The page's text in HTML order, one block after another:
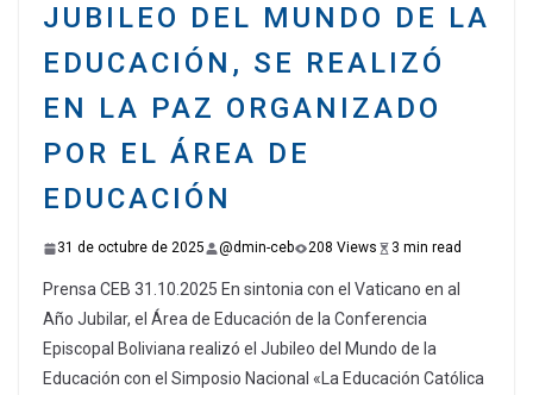
JUBILEO DEL MUNDO DE LA
EDUCACIÓN, SE REALIZÓ
EN LA PAZ ORGANIZADO
POR EL ÁREA DE
EDUCACIÓN
31 de octubre de 2025 @dmin-ceb 208 Views 3 min read
Prensa CEB 31.10.2025 En sintonia con el Vaticano en al
Año Jubilar, el Área de Educación de la Conferencia
Episcopal Boliviana realizó el Jubileo del Mundo de la
Educación con el Simposio Nacional «La Educación Católica